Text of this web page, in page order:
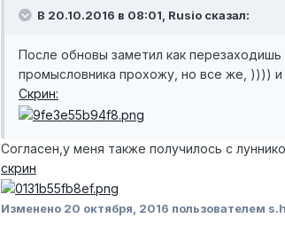
В 20.10.2016 в 08:01, Rusio сказал:
После обновы заметил как
промысловника прохожу, но все же, ))))
Скрин:
Согласен,у меня также получилось с
скрин
Изменено 20 октября, 2016 пользователем